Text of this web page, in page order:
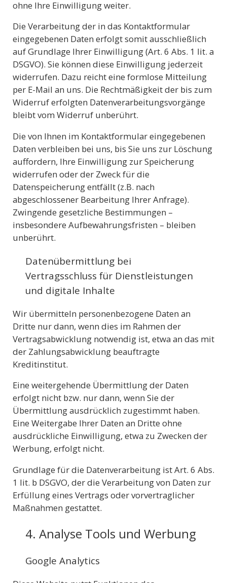
ohne Ihre Einwilligung weiter.
Die Verarbeitung der in das Kontaktformular
eingegebenen Daten erfolgt somit ausschließlich
auf Grundlage Ihrer Einwilligung (Art. 6 Abs. 1 lit. a
DSGVO). Sie können diese Einwilligung jederzeit
widerrufen. Dazu reicht eine formlose Mitteilung
per E-Mail an uns. Die Rechtmäßigkeit der bis zum
Widerruf erfolgten Datenverarbeitungsvorgänge
bleibt vom Widerruf unberührt.
Die von Ihnen im Kontaktformular eingegebenen
Daten verbleiben bei uns, bis Sie uns zur Löschung
auffordern, Ihre Einwilligung zur Speicherung
widerrufen oder der Zweck für die
Datenspeicherung entfällt (z.B. nach
abgeschlossener Bearbeitung Ihrer Anfrage).
Zwingende gesetzliche Bestimmungen –
insbesondere Aufbewahrungsfristen – bleiben
unberührt.
Datenübermittlung bei
Vertragsschluss für Dienstleistungen
und digitale Inhalte
Wir übermitteln personenbezogene Daten an
Dritte nur dann, wenn dies im Rahmen der
Vertragsabwicklung notwendig ist, etwa an das mit
der Zahlungsabwicklung beauftragte
Kreditinstitut.
Eine weitergehende Übermittlung der Daten
erfolgt nicht bzw. nur dann, wenn Sie der
Übermittlung ausdrücklich zugestimmt haben.
Eine Weitergabe Ihrer Daten an Dritte ohne
ausdrückliche Einwilligung, etwa zu Zwecken der
Werbung, erfolgt nicht.
Grundlage für die Datenverarbeitung ist Art. 6 Abs.
1 lit. b DSGVO, der die Verarbeitung von Daten zur
Erfüllung eines Vertrags oder vorvertraglicher
Maßnahmen gestattet.
4. Analyse Tools und Werbung
Google Analytics